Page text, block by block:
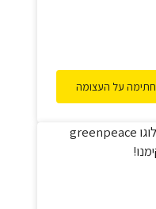
חתימה על העצומה